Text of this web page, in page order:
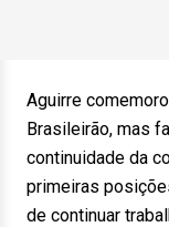
Aguirre
Brasileirão, mas
continuidade da
primeiras
de continuar